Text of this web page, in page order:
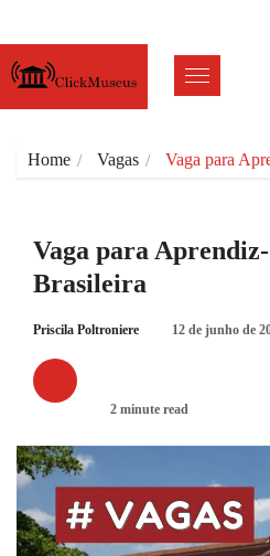
Home Vagas Vaga para
Vaga para
Brasileira
Priscila Poltroniere 12 de junho de
2 minute read